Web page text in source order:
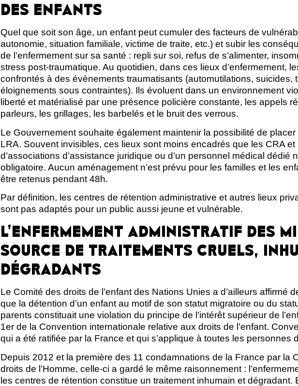
DES ENFANTS
Quel que soit son âge, un enfant peut cumuler des facteurs de
autonomie, situation familiale, victime de traite, etc.) et subir les
de l’enfermement sur sa santé : repli sur soi, refus de s’alimenter,
stress post-traumatique. Au quotidien, dans ces lieux d’enfermement,
confrontés à des évènements traumatisants (automutilations, suicides,
éloignements sous contraintes). Ils évoluent dans un environnement
liberté et matérialisé par une présence policière constante, les appels
parleurs, les grillages, les barbelés et le bruit des verrous.
Le Gouvernement souhaite également maintenir la possibilité de
LRA. Souvent invisibles, ces lieux sont moins encadrés que les CRA et
d’associations d’assistance juridique ou d’un personnel médical dédié
obligatoire. Aucun aménagement n’est prévu pour les familles et les
être retenus pendant 48h.
Par définition, les centres de rétention administrative et autres lieux
sont pas adaptés pour un public aussi jeune et vulnérable.
L’ENFERMEMENT ADMINISTRATIF DES
SOURCE DE TRAITEMENTS CRUELS,
DÉGRADANTS
Le Comité des droits de l’enfant des Nations Unies a d’ailleurs affirmé
que la détention d’un enfant au motif de son statut migratoire ou du
parents constituait une violation du principe de l’intérêt supérieur de
1er de la Convention internationale relative aux droits de l’enfant.
qui a été ratifiée par la France et qui s’applique à toutes les personnes
Depuis 2012 et la première des 11 condamnations de la France par la
droits de l’Homme, celle-ci a gardé le même raisonnement :
les centres de rétention constitue un traitement inhumain et dégradant.